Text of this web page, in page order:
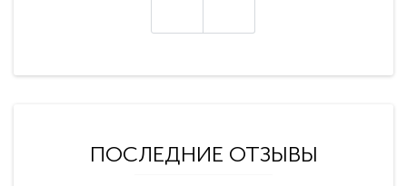
ПОСЛЕДНИЕ ОТЗЫВЫ